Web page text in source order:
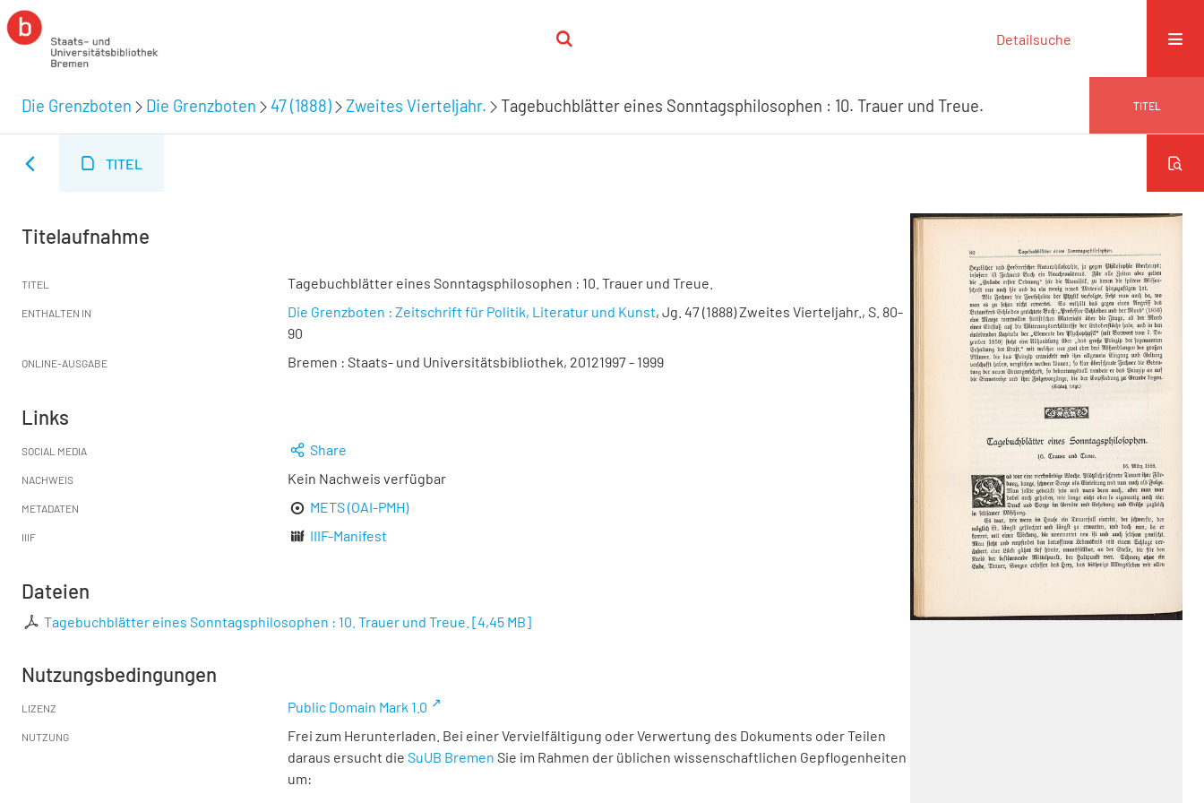
Detailsuche
Die Grenzboten Die Grenzboten 47 (1888) Zweites Vierteljahr. Tagebuchblätter eines Sonntagsphilosophen : 10. Trauer und Treue. TITEL
TITEL
Titelaufnahme
TITEL Tagebuchblätter eines Sonntagsphilosophen : 10. Trauer und Treue.
ENTHALTEN IN Die Grenzboten : Zeitschrift für Politik, Literatur und Kunst, Jg. 47 (1888) Zweites Vierteljahr., S. 80-
90
ONLINE-AUSGABE Bremen : Staats- und Universitätsbibliothek, 20121997 - 1999
Links
SOCIAL MEDIA Share
NACHWEIS Kein Nachweis verfügbar
METADATEN METS (OAI-PMH)
IIIF IIIF-Manifest
Dateien
Tagebuchblätter eines Sonntagsphilosophen : 10. Trauer und Treue. [4,45 MB]
Nutzungsbedingungen
LIZENZ Public Domain Mark 1.0
NUTZUNG
Frei zum Herunterladen. Bei einer Vervielfältigung oder Verwertung des Dokuments oder Teilen
daraus ersucht die SuUB Bremen Sie im Rahmen der üblichen wissenschaftlichen Gepflogenheiten
um: